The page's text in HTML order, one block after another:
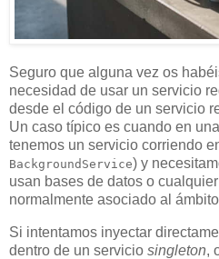
Seguro que alguna vez os
necesidad de usar un servicio
desde el código de un servicio
Un caso típico es cuando en
tenemos un servicio corriendo
BackgroundService) y
usan bases de datos o
normalmente asociado al
Si intentamos inyectar
dentro de un servicio singleton,